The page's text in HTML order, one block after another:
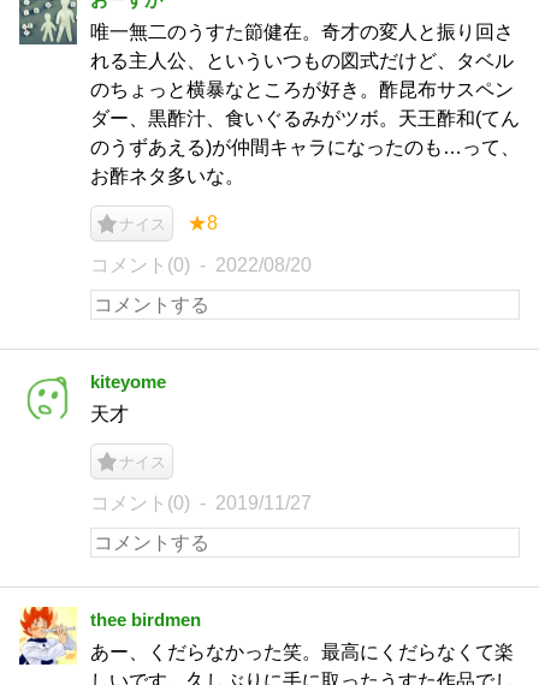
唯一無二のうすた節健在。奇才の変人と振り回さ
れる主人公、といういつもの図式だけど、タベル
のちょっと横暴なところが好き。酢昆布サスペン
ダー、黒酢汁、食いぐるみがツボ。天王酢和(てん
のうずあえる)が仲間キャラになったのも…って、
お酢ネタ多いな。
ナイス ★8
コメント(0) 2022/08/20
kiteyome
天才
ナイス
コメント(0) 2019/11/27
thee birdmen
あー、くだらなかった笑。最高にくだらなくて楽
しいです。久しぶりに手に取ったうすた作品でし